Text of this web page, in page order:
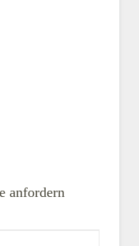
anfordern